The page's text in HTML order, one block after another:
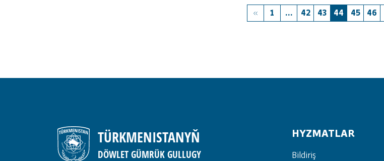
1 ... 42 43 44 45 46
TÜRKMENISTANYŇ
DÖWLET GÜMRÜK GULLUGY
HYZMATLAR
Bil­di­riş